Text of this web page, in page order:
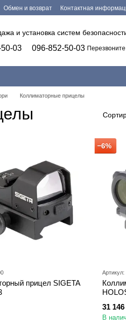
Обмен и возврат Контактная
и установка систем
03 096-852-50-03
Коллиматорные прицелы
прицел SIGETA
−6%
Артикул:
31 146
В